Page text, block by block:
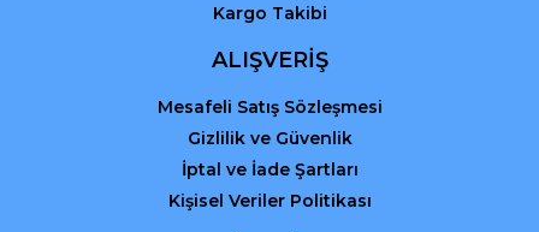
Gönder
Kargo Takibi
ALIŞVERİŞ
Mesafeli Satış Sözleşmesi
Gizlilik ve Güvenlik
İptal ve İade Şartları
Kişisel Veriler Politikası